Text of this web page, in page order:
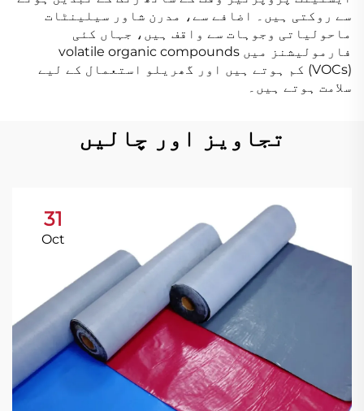
سے روکتی ہیں۔ اضافے سے، مدرن شاور سیلینٹات
ماحولیاتی وجوہات سے واقف ہیں، جہاں کئی
فارمولیشنز میں volatile organic compounds
(VOCs) کم ہوتے ہیں اور گھریلو استعمال کے لیے
سلامت ہوتے ہیں۔
تجاویز اور چالیں
31
Oct